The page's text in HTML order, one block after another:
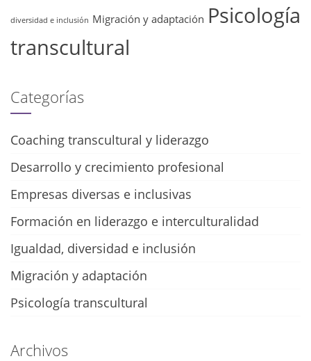
diversidad e inclusión Migración y adaptación Psicología
transcultural
Categorías
Coaching transcultural y liderazgo
Desarrollo y crecimiento profesional
Empresas diversas e inclusivas
Formación en liderazgo e interculturalidad
Igualdad, diversidad e inclusión
Migración y adaptación
Psicología transcultural
Archivos